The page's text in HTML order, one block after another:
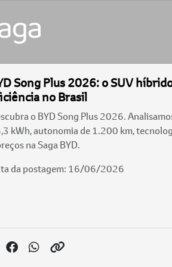
Song Plus 2026: o SUV
no Brasil
o BYD Song Plus 2026.
kWh, autonomia de 1.200 km,
na Saga BYD.
da postagem: 16/06/2026